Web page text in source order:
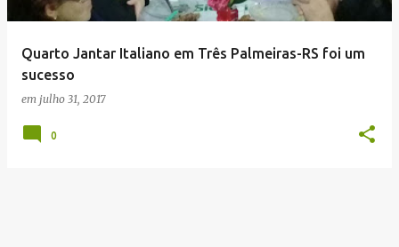
Quarto Jantar Italiano em Três Palmeiras-RS foi um
sucesso
em julho 31, 2017
0